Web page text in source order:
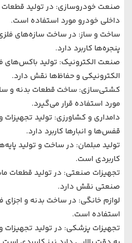
صنعت خودروسازی: در تولید قطعات
داخلی خودرو مورد استفاده است.
ساخت و ساز: در ساخت سازه‌های
پنجره‌ها کاربرد دارد.
صنعت الکترونیک: تولید باکس‌های
الکترونیکی و حفاظ‌ها نقش دارد.
کشتی‌سازی: ساخت قطعات بدنه و
مورد استفاده قرار می‌گیرد.
دامداری و کشاورزی: تولید تجهیزات
قفس‌ها و انبارها کاربرد دارد.
تولید مبلمان: در ساخت و تولید
کاربردی است.
تجهیزات صنعتی: در تولید قطعات
صنعتی نقش دارد.
لوازم خانگی: در ساخت بدنه و اجزای
استفاده است.
تجهیزات پزشکی: در تولید تجهیزات و